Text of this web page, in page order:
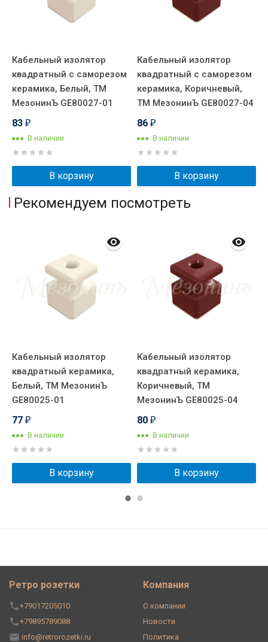
Кабельный изолятор
квадратный с саморезом
керамика, Белый, ТМ
МезонинЪ GE80027-01
83 ₽
В наличии
В корзину
Кабельный изолятор
квадратный с саморезом
керамика, Коричневый,
ТМ МезонинЪ GE80027-04
86 ₽
В наличии
В корзину
Рекомендуем посмотреть
Кабельный изолятор
квадратный керамика,
Белый, ТМ МезонинЪ
GE80025-01
77 ₽
В наличии
В корзину
Кабельный изолятор
квадратный керамика,
Коричневый, ТМ
МезонинЪ GE80025-04
80 ₽
В наличии
В корзину
Ретро розетки
+79017205010
+79895789088
info@retrorozetki.ru
Компания
О компании
Новости
Политика